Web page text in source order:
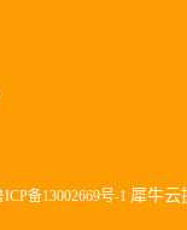
ICP备13002669号-1 犀牛云